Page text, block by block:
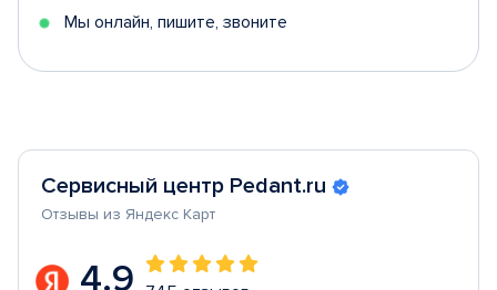
Мы онлайн, пишите, звоните
Сервисный центр Pedant.ru
Отзывы из Яндекс Карт
4.9